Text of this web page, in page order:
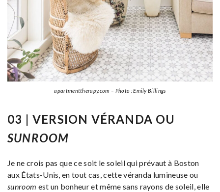
apartmenttherapy.com – Photo : Emily Billings
03 | VERSION VÉRANDA OU
SUNROOM
Je ne crois pas que ce soit le soleil qui prévaut à Boston
aux États-Unis, en tout cas, cette véranda lumineuse ou
sunroom est un bonheur et même sans rayons de soleil, elle